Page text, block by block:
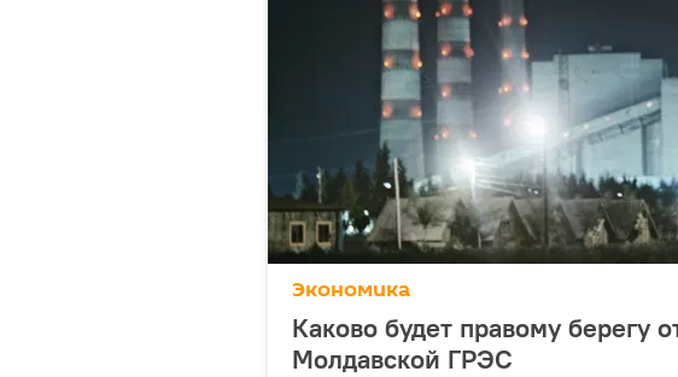
Экономика
Каково будет правому берегу
Молдавской ГРЭС